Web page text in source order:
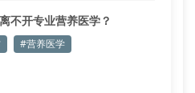
不开专业营养医学？
#营养医学